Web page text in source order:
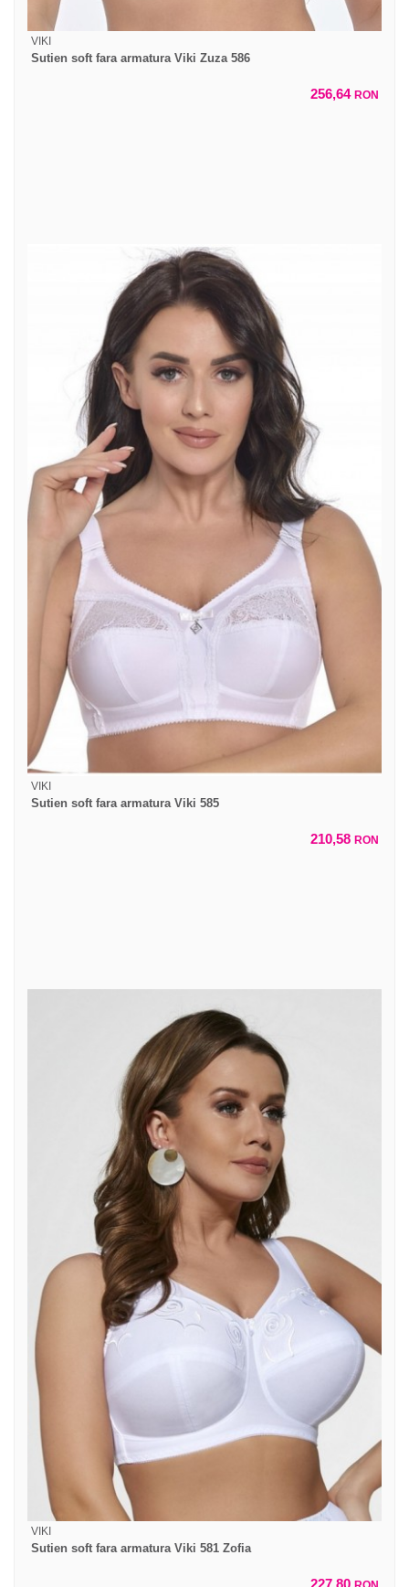
VIKI
Sutien soft fara armatura Viki Zuza 586
256,64 RON
VIKI
Sutien soft fara armatura Viki 585
210,58 RON
VIKI
Sutien soft fara armatura Viki 581 Zofia
227,80